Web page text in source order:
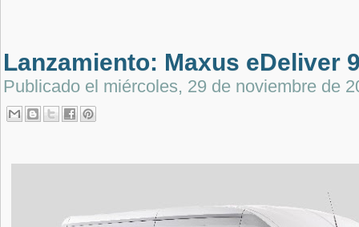
Lanzamiento: Maxus eDeliver
Publicado el miércoles, 29 de noviembre de